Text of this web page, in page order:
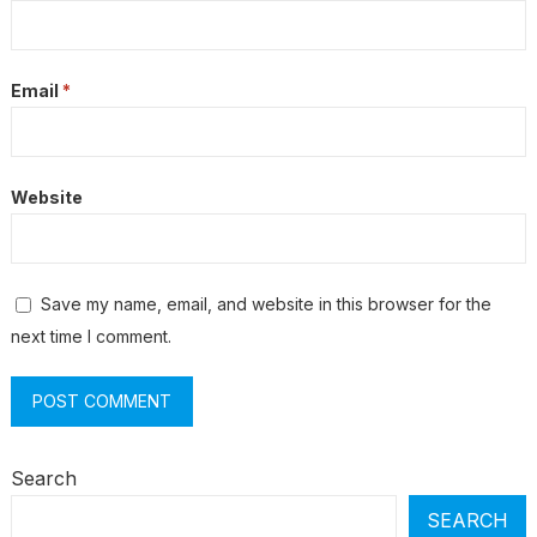
Email *
Website
Save my name, email, and website in this browser for the
next time I comment.
Search
SEARCH